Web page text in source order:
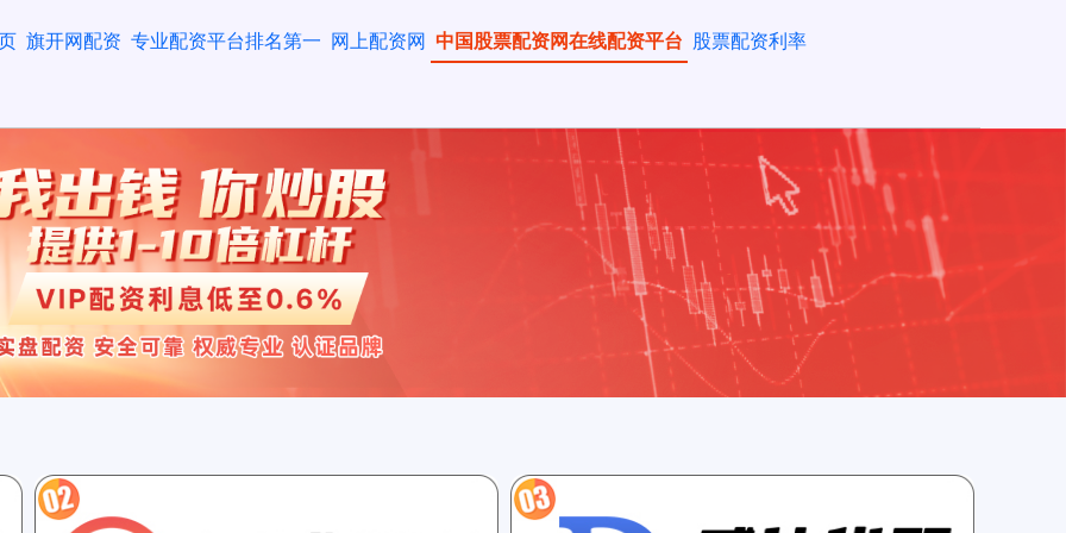
旗开网配资 专业配资平台排名第一 网上配资网 中国股票配资网在线配资平台 股票配资利率